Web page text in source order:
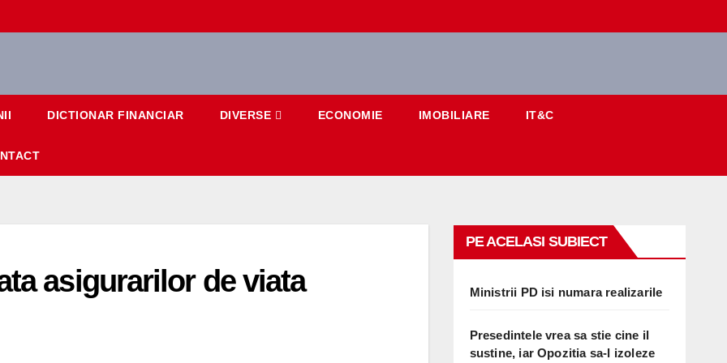
DICTIONAR FINANCIAR DIVERSE ECONOMIE IMOBILIARE IT&C
asigurarilor de viata
PE ACELASI SUBIECT
Ministrii PD isi numara realizarile
Presedintele vrea sa stie cine il
sustine, iar Opozitia sa-l izoleze